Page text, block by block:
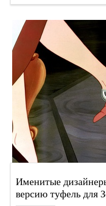
Именитые
версию туфель для